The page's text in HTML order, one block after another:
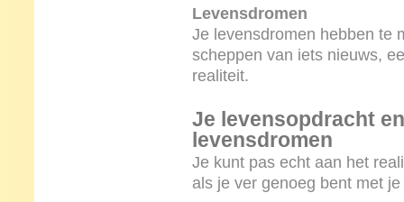
Levensdromen
Je levensdromen hebben te
scheppen van iets nieuws,
realiteit.
Je levensopdracht
levensdromen
Je kunt pas echt aan het
als je ver genoeg bent met